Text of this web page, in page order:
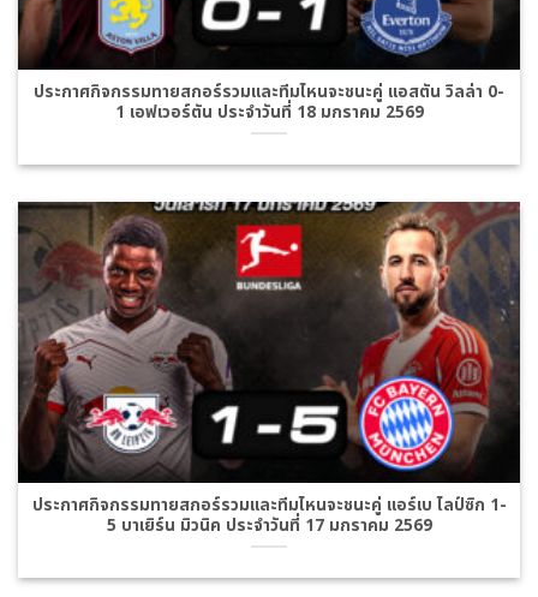
ประกาศกิจกรรมทายสกอร์รวมและทีมไหนจะชนะคู่ แอสตัน วิลล่า 0-
1 เอฟเวอร์ตัน ประจำวันที่ 18 มกราคม 2569
ประกาศกิจกรรมทายสกอร์รวมและทีมไหนจะชนะคู่ แอร์เบ ไลป์ซิก 1-
5 บาเยิร์น มิวนิค ประจำวันที่ 17 มกราคม 2569